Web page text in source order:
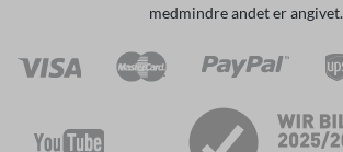
medmindre andet er angivet.